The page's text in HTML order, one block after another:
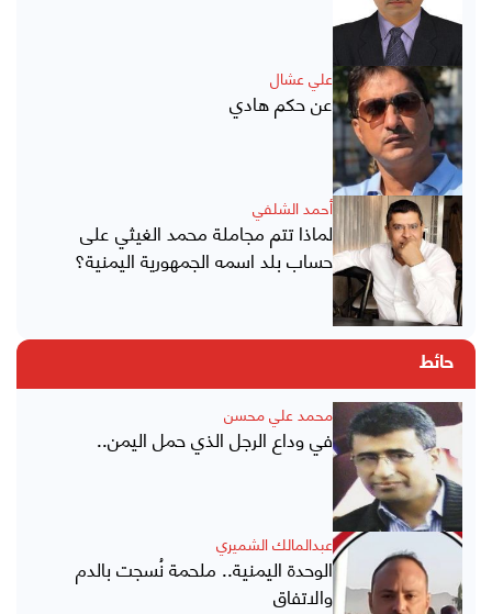
علي عشال
عن حكم هادي
أحمد الشلفي
لماذا تتم مجاملة محمد الغيثي على
حساب بلد اسمه الجمهورية اليمنية؟
حائط
محمد علي محسن
في وداع الرجل الذي حمل اليمن..
عبدالمالك الشميري
الوحدة اليمنية.. ملحمة نُسجت بالدم
والاتفاق